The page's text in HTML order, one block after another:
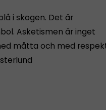
i skogen. Det är
Asketismen är inget
måtta och med